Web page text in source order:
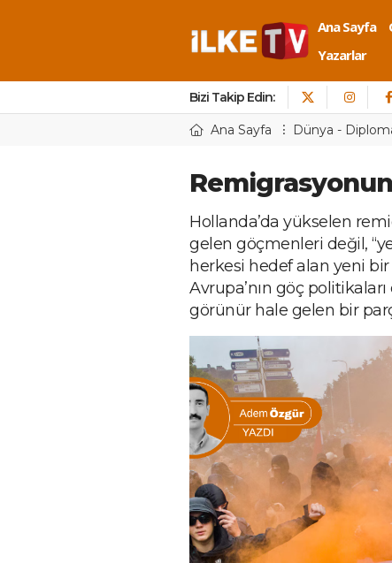
Ana Sayfa
Yazarlar
Bizi Takip Edin:
Ana Sayfa Dünya -
Hollanda’da yükselen
gelen göçmenleri değil,
herkesi hedef alan yeni
Avrupa’nın göç
görünür hale gelen bir